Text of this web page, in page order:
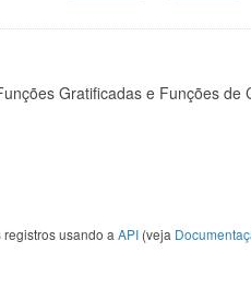
Gratificadas e Funções de
usando a API (veja